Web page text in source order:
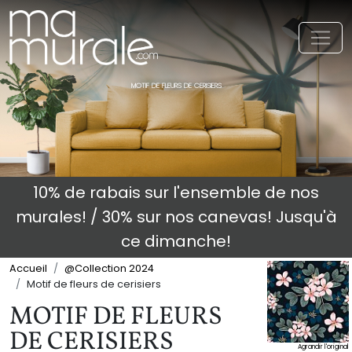
MOTIF DE FLEURS DE CERISIERS
10% de rabais sur l'ensemble de nos
murales! / 30% sur nos canevas! Jusqu'à
ce dimanche!
Accueil
@Collection 2024
Motif de fleurs de cerisiers
MOTIF DE FLEURS
DE CERISIERS Agrandir l'original